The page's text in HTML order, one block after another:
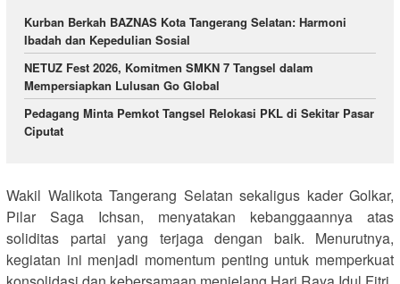
Kurban Berkah BAZNAS Kota Tangerang Selatan: Harmoni
Ibadah dan Kepedulian Sosial
NETUZ Fest 2026, Komitmen SMKN 7 Tangsel dalam
Mempersiapkan Lulusan Go Global
Pedagang Minta Pemkot Tangsel Relokasi PKL di Sekitar Pasar
Ciputat
Wakil Walikota Tangerang Selatan sekaligus kader Golkar,
Pilar Saga Ichsan, menyatakan kebanggaannya atas
soliditas partai yang terjaga dengan baik. Menurutnya,
kegiatan ini menjadi momentum penting untuk memperkuat